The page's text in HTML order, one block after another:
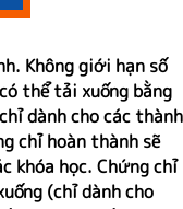
Không giới hạn số
thể tải xuống bằng
dành cho các thành
chỉ hoàn thành sẽ
khóa học. Chứng chỉ
(chỉ dành cho